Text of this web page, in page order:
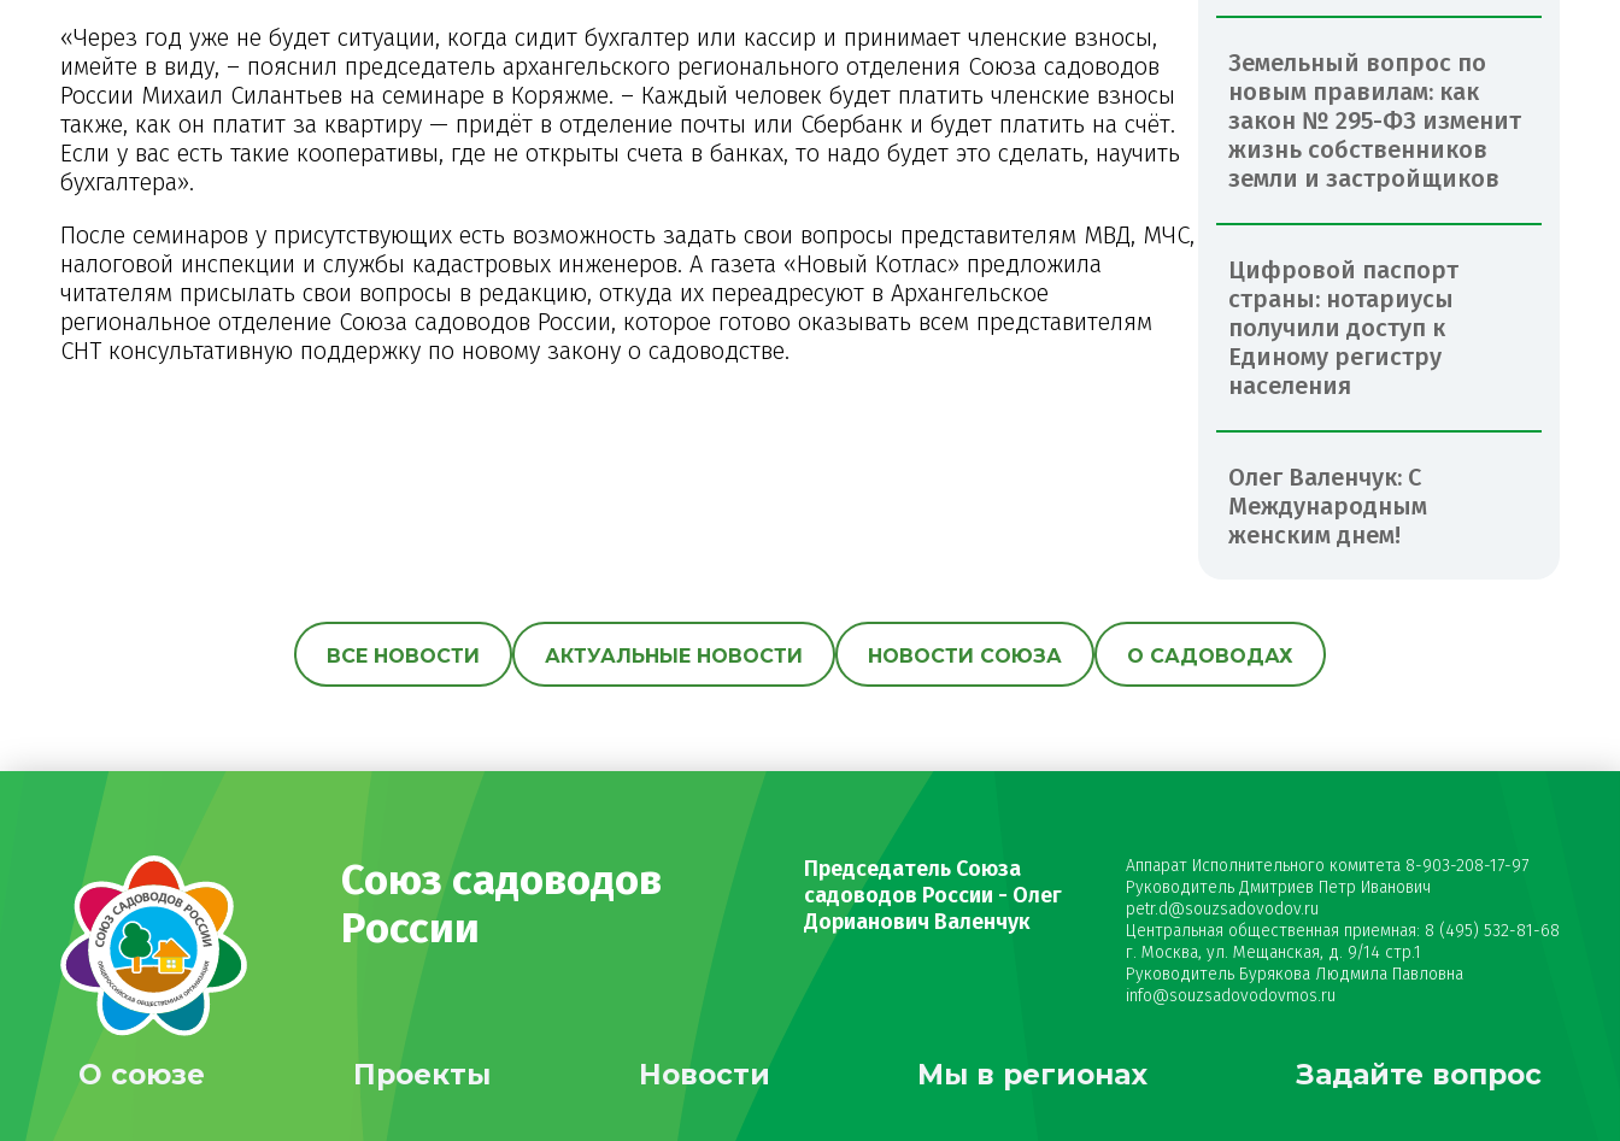
«Через год уже не будет ситуации, когда сидит бухгалтер или кассир и принимает членские взносы,
имейте в виду, – пояснил председатель архангельского регионального отделения Союза садоводов
России Михаил Силантьев на семинаре в Коряжме. – Каждый человек будет платить членские взносы
также, как он платит за квартиру — придёт в отделение почты или Сбербанк и будет платить на счёт.
Если у вас есть такие кооперативы, где не открыты счета в банках, то надо будет это сделать, научить
бухгалтера».
После семинаров у присутствующих есть возможность задать свои вопросы представителям МВД, МЧС,
налоговой инспекции и службы кадастровых инженеров. А газета «Новый Котлас» предложила
читателям присылать свои вопросы в редакцию, откуда их переадресуют в Архангельское
региональное отделение Союза садоводов России, которое готово оказывать всем представителям
СНТ консультативную поддержку по новому закону о садоводстве.
Земельный вопрос по
новым правилам: как
закон № 295-ФЗ изменит
жизнь собственников
земли и застройщиков
Цифровой паспорт
страны: нотариусы
получили доступ к
Единому регистру
населения
Олег Валенчук: С
Международным
женским днем!
ВСЕ НОВОСТИ АКТУАЛЬНЫЕ НОВОСТИ НОВОСТИ СОЮЗА О САДОВОДАХ
Союз садоводов
России
Председатель Союза
садоводов России - Олег
Дорианович Валенчук
Аппарат Исполнительного комитета 8-903-208-17-97
Руководитель Дмитриев Петр Иванович
petr.d@souzsadovodov.ru
Центральная общественная приемная: 8 (495) 532-81-68
г. Москва, ул. Мещанская, д. 9/14 стр.1
Руководитель Бурякова Людмила Павловна
info@souzsadovodovmos.ru
О союзе Проекты Новости Мы в регионах Задайте вопрос